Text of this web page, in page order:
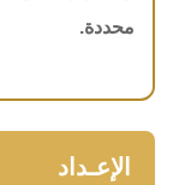
محددة.
الإعـداد